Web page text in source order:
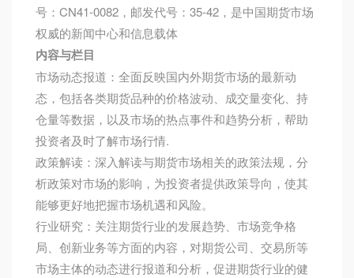
号：CN41-0082，邮发代号：35-42，是中国期货市场
权威的新闻中心和信息载体
内容与栏目
市场动态报道：全面反映国内外期货市场的最新动
态，包括各类期货品种的价格波动、成交量变化、持
仓量等数据，以及市场的热点事件和趋势分析，帮助
投资者及时了解市场行情.
政策解读：深入解读与期货市场相关的政策法规，分
析政策对市场的影响，为投资者提供政策导向，使其
能够更好地把握市场机遇和风险。
行业研究：关注期货行业的发展趋势、市场竞争格
局、创新业务等方面的内容，对期货公司、交易所等
市场主体的动态进行报道和分析，促进期货行业的健